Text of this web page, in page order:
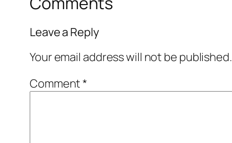
Leave a Reply
Your email address will not be published.
Comment*